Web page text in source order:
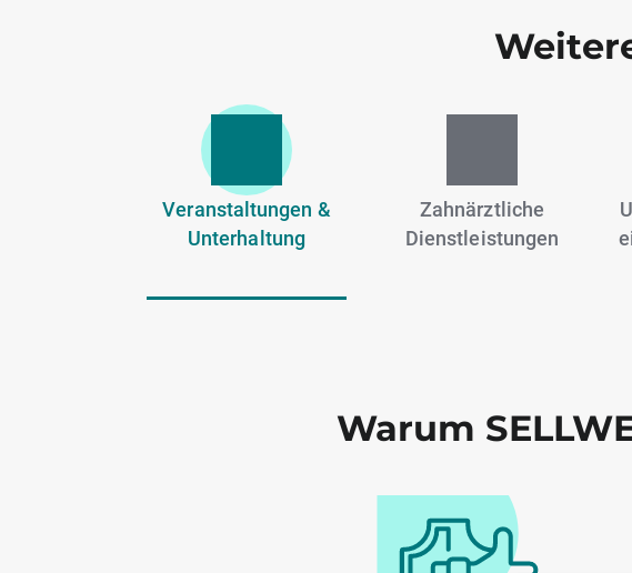
Veranstaltungen &
Unterhaltung
Zahnärztliche
Dienstleistungen
Warum